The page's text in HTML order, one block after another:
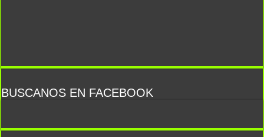
BUSCANOS EN FACEBOOK